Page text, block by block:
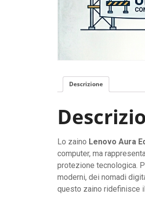
Descrizione
Lo zaino Lenovo Aura
computer, ma
protezione tecnologica.
moderni, dei nomadi
questo zaino ridefinisce